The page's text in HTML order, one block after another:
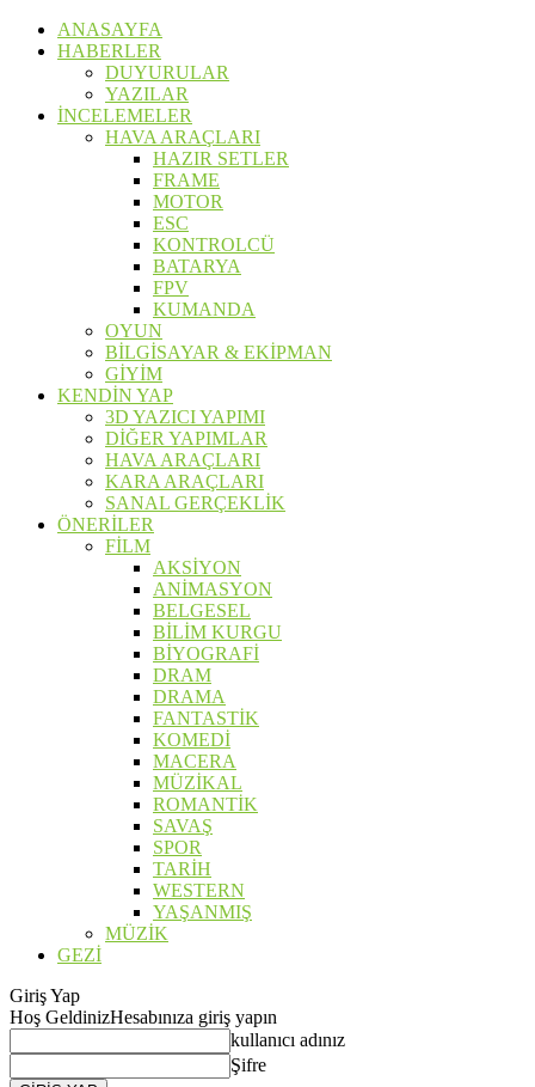
ANASAYFA
HABERLER
DUYURULAR
YAZILAR
İNCELEMELER
HAVA ARAÇLARI
HAZIR SETLER
FRAME
MOTOR
ESC
KONTROLCÜ
BATARYA
FPV
KUMANDA
OYUN
BİLGİSAYAR & EKİPMAN
GİYİM
KENDİN YAP
3D YAZICI YAPIMI
DİĞER YAPIMLAR
HAVA ARAÇLARI
KARA ARAÇLARI
SANAL GERÇEKLİK
ÖNERİLER
FİLM
AKSİYON
ANİMASYON
BELGESEL
BİLİM KURGU
BİYOGRAFİ
DRAM
DRAMA
FANTASTİK
KOMEDİ
MACERA
MÜZİKAL
ROMANTİK
SAVAŞ
SPOR
TARİH
WESTERN
YAŞANMIŞ
MÜZİK
GEZİ
Giriş Yap
Hoş GeldinizHesabınıza giriş yapın
kullanıcı adınız
Şifre